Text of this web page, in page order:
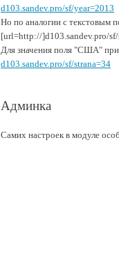
d103.sandev.pro/sf/year=2013
Но по аналогии с текстовым
[url=http://]d103.sandev.pro/
Для значения поля "США"
d103.sandev.pro/sf/strana=34
Админка
Самих настроек в модуле